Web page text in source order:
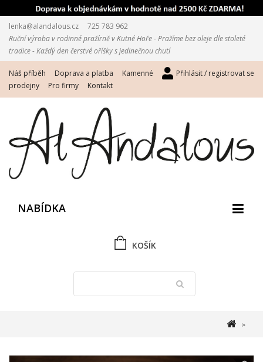
lenka@alandalous.cz 725 783 962
Ruční výroba v rodinné pražírně v Kutné Hoře - Pražíme bez oleje dle stoleté
tradice - Každý den čerstvé oříšky s jedinečnou chutí
Přihlásit / registrovat se
Náš příběh Doprava a platba
Kamenné
prodejny
Pro firmy Kontakt
NABÍDKA
KOŠÍK
>
ovoce